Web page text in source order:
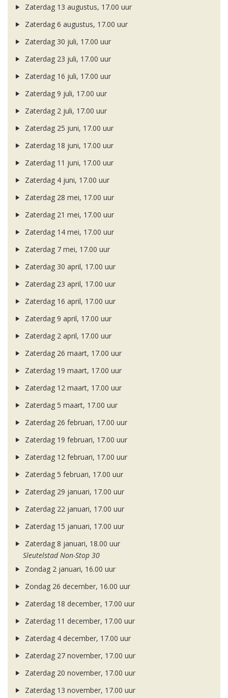
Zaterdag 13 augustus, 17.00 uur
Zaterdag 6 augustus, 17.00 uur
Zaterdag 30 juli, 17.00 uur
Zaterdag 23 juli, 17.00 uur
Zaterdag 16 juli, 17.00 uur
Zaterdag 9 juli, 17.00 uur
Zaterdag 2 juli, 17.00 uur
Zaterdag 25 juni, 17.00 uur
Zaterdag 18 juni, 17.00 uur
Zaterdag 11 juni, 17.00 uur
Zaterdag 4 juni, 17.00 uur
Zaterdag 28 mei, 17.00 uur
Zaterdag 21 mei, 17.00 uur
Zaterdag 14 mei, 17.00 uur
Zaterdag 7 mei, 17.00 uur
Zaterdag 30 april, 17.00 uur
Zaterdag 23 april, 17.00 uur
Zaterdag 16 april, 17.00 uur
Zaterdag 9 april, 17.00 uur
Zaterdag 2 april, 17.00 uur
Zaterdag 26 maart, 17.00 uur
Zaterdag 19 maart, 17.00 uur
Zaterdag 12 maart, 17.00 uur
Zaterdag 5 maart, 17.00 uur
Zaterdag 26 februari, 17.00 uur
Zaterdag 19 februari, 17.00 uur
Zaterdag 12 februari, 17.00 uur
Zaterdag 5 februari, 17.00 uur
Zaterdag 29 januari, 17.00 uur
Zaterdag 22 januari, 17.00 uur
Zaterdag 15 januari, 17.00 uur
Zaterdag 8 januari, 18.00 uur
Sleutelstad Non-Stop 30
Zondag 2 januari, 16.00 uur
Zondag 26 december, 16.00 uur
Zaterdag 18 december, 17.00 uur
Zaterdag 11 december, 17.00 uur
Zaterdag 4 december, 17.00 uur
Zaterdag 27 november, 17.00 uur
Zaterdag 20 november, 17.00 uur
Zaterdag 13 november, 17.00 uur